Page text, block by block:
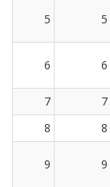
5 5
6 6
7 7
8
8
9 9